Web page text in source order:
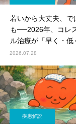
若いから大丈夫、で
も──2026年、コレ
ル治療が「早く・低
わった理由
2026.07.28
疾患解説